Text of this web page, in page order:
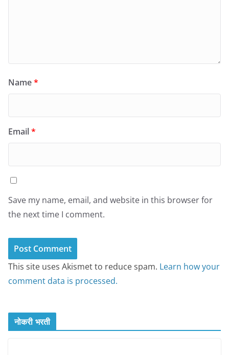
Name*
Email*
Save my name, email, and website in this browser for
the next time I comment.
This site uses Akismet to reduce spam. Learn how your
comment data is processed.
नोकरी भरती